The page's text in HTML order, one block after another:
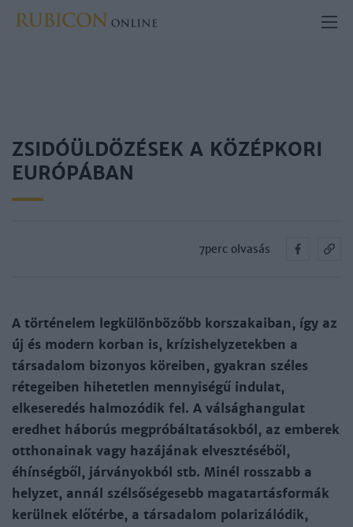
ZSIDÓÜLDÖZÉSEK A KÖZÉPKORI
EURÓPÁBAN
7perc olvasás
A történelem legkülönbözőbb korszakaiban, így az
új és modern korban is, krízishelyzetekben a
társadalom bizonyos köreiben, gyakran széles
rétegeiben hihetetlen mennyiségű indulat,
elkeseredés halmozódik fel. A válsághangulat
eredhet háborús megpróbáltatásokból, az emberek
otthonainak vagy hazájának elvesztéséből,
éhínségből, járványokból stb. Minél rosszabb a
helyzet, annál szélsőségesebb magatartásformák
kerülnek előtérbe, a társadalom polarizálódik,